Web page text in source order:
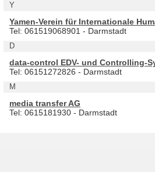
Y
Yamen-Verein für Internationale
Tel: 061519068901 - Darmstadt
D
data-control EDV- und Controlling-
Tel: 06151272826 - Darmstadt
M
media transfer AG
Tel: 0615181930 - Darmstadt